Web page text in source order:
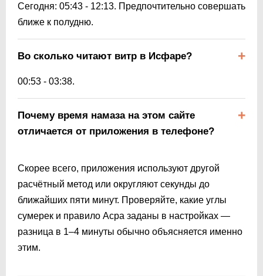
Сегодня: 05:43 - 12:13. Предпочтительно совершать
ближе к полудню.
Во сколько читают витр в Исфаре?
00:53 - 03:38.
Почему время намаза на этом сайте
отличается от приложения в телефоне?
Скорее всего, приложения используют другой
расчётный метод или округляют секунды до
ближайших пяти минут. Проверяйте, какие углы
сумерек и правило Асра заданы в настройках —
разница в 1–4 минуты обычно объясняется именно
этим.